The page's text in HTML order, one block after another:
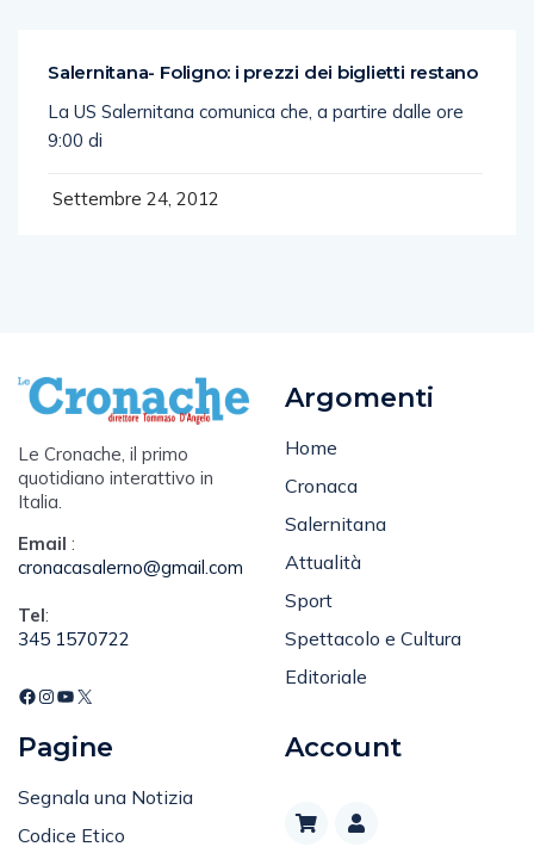
Salernitana- Foligno: i prezzi dei biglietti restano
La US Salernitana comunica che, a partire dalle ore
9:00 di
Settembre 24, 2012
Le Cronache, il primo
quotidiano interattivo in
Italia.
Email :
cronacasalerno@gmail.com
Tel:
345 1570722
Argomenti
Home
Cronaca
Salernitana
Attualità
Sport
Spettacolo e Cultura
Editoriale
Pagine
Segnala una Notizia
Codice Etico
Account